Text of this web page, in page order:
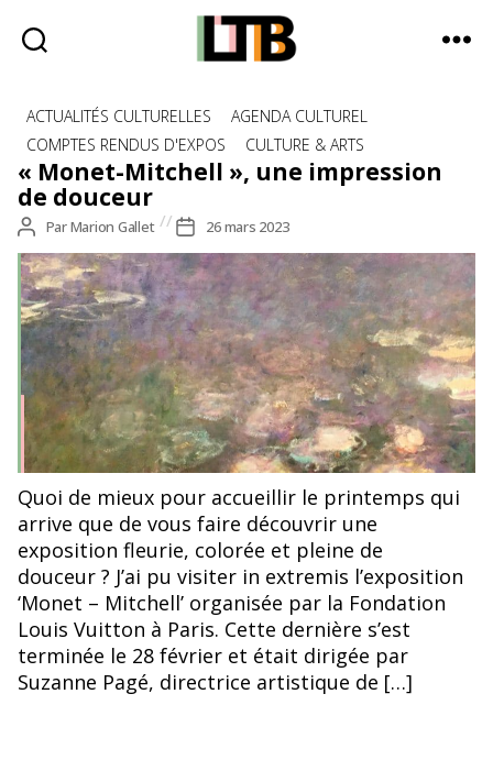
Tote
Bag
Média
quotidienne
Catégories
ACTUALITÉS CULTURELLES
AGENDA CULTUREL
COMPTES RENDUS D'EXPOS
CULTURE & ARTS
« Monet-Mitchell », une impression
de douceur
Auteur
de
l’article
ParMarion Gallet
Date
de
l’article
26 mars 2023
Quoi de mieux pour accueillir le printemps qui
arrive que de vous faire découvrir une
exposition fleurie, colorée et pleine de
douceur ? J’ai pu visiter in extremis l’exposition
‘Monet – Mitchell’ organisée par la Fondation
Louis Vuitton à Paris. Cette dernière s’est
terminée le 28 février et était dirigée par
Suzanne Pagé, directrice artistique de […]